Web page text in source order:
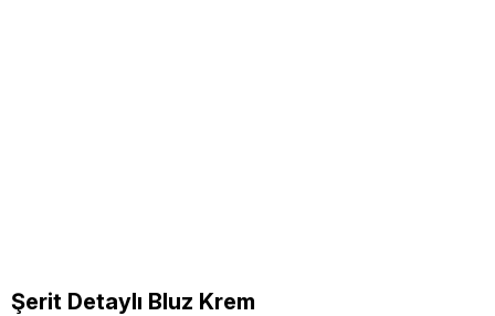
Şerit Detaylı Bluz Krem